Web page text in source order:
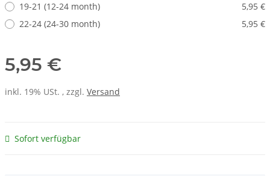
19-21 (12-24 month)
5,95 €
22-24 (24-30 month)
5,95 €
5,95 €
inkl. 19% USt. , zzgl. Versand
Sofort verfügbar